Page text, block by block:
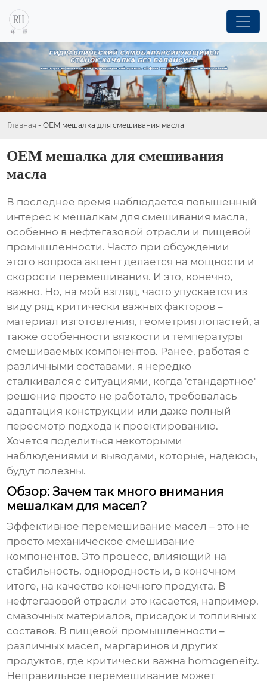
Главная - OEM мешалка для смешивания масла
OEM мешалка для смешивания
масла
В последнее время наблюдается повышенный
интерес к мешалкам для смешивания масла,
особенно в нефтегазовой отрасли и пищевой
промышленности. Часто при обсуждении
этого вопроса акцент делается на мощности и
скорости перемешивания. И это, конечно,
важно. Но, на мой взгляд, часто упускается из
виду ряд критически важных факторов –
материал изготовления, геометрия лопастей, а
также особенности вязкости и температуры
смешиваемых компонентов. Ранее, работая с
различными составами, я нередко
сталкивался с ситуациями, когда 'стандартное'
решение просто не работало, требовалась
адаптация конструкции или даже полный
пересмотр подхода к проектированию.
Хочется поделиться некоторыми
наблюдениями и выводами, которые, надеюсь,
будут полезны.
Обзор: Зачем так много внимания
мешалкам для масел?
Эффективное перемешивание масел – это не
просто механическое смешивание
компонентов. Это процесс, влияющий на
стабильность, однородность и, в конечном
итоге, на качество конечного продукта. В
нефтегазовой отрасли это касается, например,
смазочных материалов, присадок и топливных
составов. В пищевой промышленности –
различных масел, маргаринов и других
продуктов, где критически важна homogeneity.
Неправильное перемешивание может